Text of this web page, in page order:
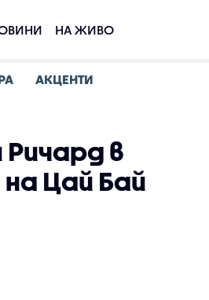
НА ЖИВО
АКЦЕНТИ
Ричард в
Цай Бай